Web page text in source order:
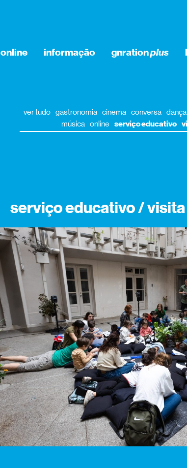
online informação gnrationplus
ver tudo gastronomia cinema conversa dança
música online serviço educativo
serviço educativo /